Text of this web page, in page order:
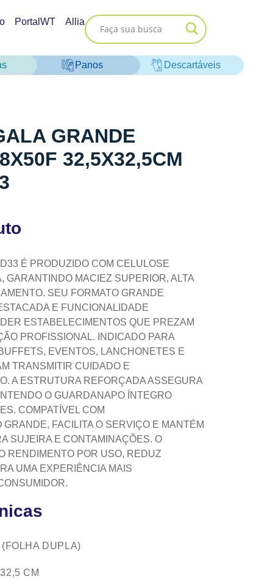
PortalWT Allia
Panos Descartáveis
GRANDE
32,5X32,5CM
É PRODUZIDO COM CELULOSE
GARANTINDO MACIEZ SUPERIOR, ALTA
SEU FORMATO GRANDE
E FUNCIONALIDADE
ESTABELECIMENTOS QUE PREZAM
PROFISSIONAL. INDICADO PARA
EVENTOS, LANCHONETES E
TRANSMITIR CUIDADO E
A ESTRUTURA REFORÇADA ASSEGURA
O GUARDANAPO ÍNTEGRO
COMPATÍVEL COM
FACILITA O SERVIÇO E MANTÉM
SUJEIRA E CONTAMINAÇÕES. O
RENDIMENTO POR USO, REDUZ
UMA EXPERIÊNCIA MAIS
DUPLA)
CM